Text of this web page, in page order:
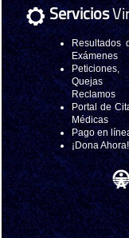
Servicios
Resultados
Exámenes
Peticiones,
Quejas
Reclamos
Portal de
Médicas
Pago en
¡Dona Ahora!